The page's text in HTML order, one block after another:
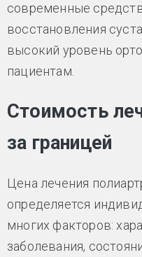
современные
восстановления
высокий уровень
пациентам.
Стоимость
за границей
Цена лечения
определяется
многих факторов:
заболевания,